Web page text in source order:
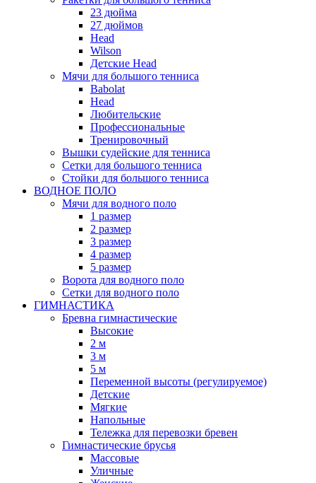
23 дюйма
27 дюймов
Head
Wilson
Детские Head
Мячи для большого тенниса
Babolat
Head
Любительские
Профессиональные
Тренировочный
Вышки судейские для тенниса
Сетки для большого тенниса
Стойки для большого тенниса
ВОДНОЕ ПОЛО
Мячи для водного поло
1 размер
2 размер
3 размер
4 размер
5 размер
Ворота для водного поло
Сетки для водного поло
ГИМНАСТИКА
Бревна гимнастические
Высокие
2 м
3 м
5 м
Переменной высоты (регулируемое)
Детские
Мягкие
Напольные
Тележка для перевозки бревен
Гимнастические брусья
Массовые
Уличные